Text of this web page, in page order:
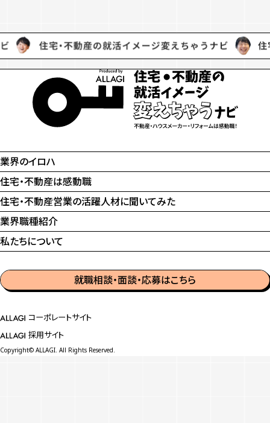
業界のイロハ
業界職種紹介
住宅・不動産は感動職
私たちについて
住宅・不動産営業の活躍人材に聞いてみた
就職相談・面談・応募はこちら
コーポレートサイト
採用サイト
Copyright© ALLAGI. All Rights Reserved.